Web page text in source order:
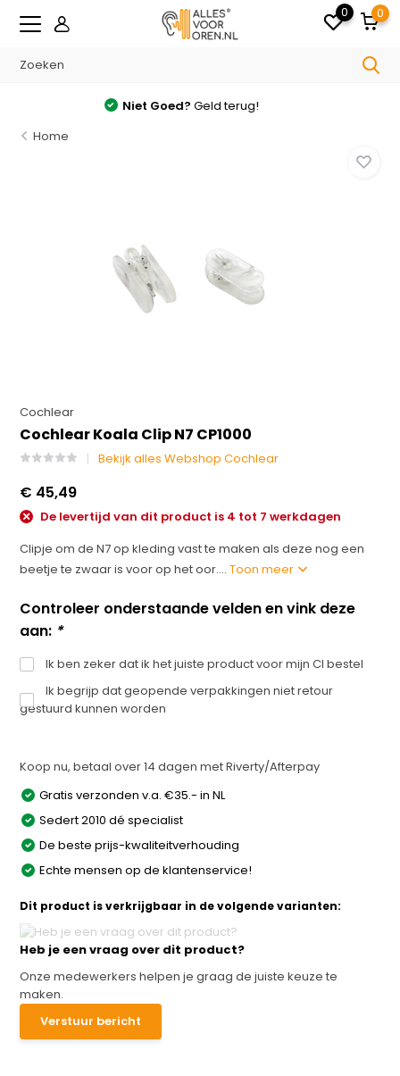
0 0
Gratisverzonden v.a. €35.- in NL
Home
Cochlear
Cochlear Koala Clip N7 CP1000
Bekijk alles Webshop Cochlear
€ 45,49
De levertijd van dit product is 4 tot 7 werkdagen
Clipje om de N7 op kleding vast te maken als deze nog een
beetje te zwaar is voor op het oor....Toon meer
Controleer onderstaande velden en vink deze
aan: *
Ik ben zeker dat ik het juiste product voor mijn CI bestel
Ik begrijp dat geopende verpakkingen niet retour
gestuurd kunnen worden
Koop nu, betaal over 14 dagen met Riverty/Afterpay
Gratis verzonden v.a. €35.- in NL
Sedert 2010 dé specialist
De beste prijs-kwaliteitverhouding
Echte mensen op de klantenservice!
Dit product is verkrijgbaar in de volgende varianten:
Heb je een vraag over dit product?
Onze medewerkers helpen je graag de juiste keuze te
maken.
Verstuur bericht